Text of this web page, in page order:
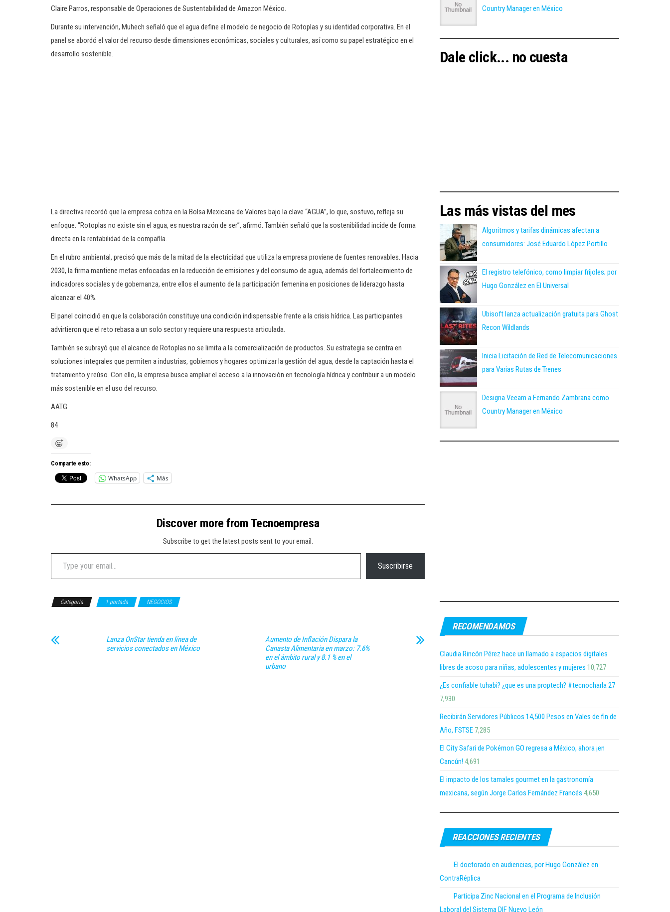
Claire Parros, responsable de Operaciones de Sustentabilidad de Amazon México.
Durante su intervención, Muhech señaló que el agua define el modelo de negocio de Rotoplas y su identidad corporativa. En el
panel se abordó el valor del recurso desde dimensiones económicas, sociales y culturales, así como su papel estratégico en el
desarrollo sostenible.
La directiva recordó que la empresa cotiza en la Bolsa Mexicana de Valores bajo la clave “AGUA”, lo que, sostuvo, refleja su
enfoque. “Rotoplas no existe sin el agua, es nuestra razón de ser”, afirmó. También señaló que la sostenibilidad incide de forma
directa en la rentabilidad de la compañía.
En el rubro ambiental, precisó que más de la mitad de la electricidad que utiliza la empresa proviene de fuentes renovables. Hacia
2030, la firma mantiene metas enfocadas en la reducción de emisiones y del consumo de agua, además del fortalecimiento de
indicadores sociales y de gobernanza, entre ellos el aumento de la participación femenina en posiciones de liderazgo hasta
alcanzar el 40%.
El panel coincidió en que la colaboración constituye una condición indispensable frente a la crisis hídrica. Las participantes
advirtieron que el reto rebasa a un solo sector y requiere una respuesta articulada.
También se subrayó que el alcance de Rotoplas no se limita a la comercialización de productos. Su estrategia se centra en
soluciones integrales que permiten a industrias, gobiernos y hogares optimizar la gestión del agua, desde la captación hasta el
tratamiento y reúso. Con ello, la empresa busca ampliar el acceso a la innovación en tecnología hídrica y contribuir a un modelo
más sostenible en el uso del recurso.
AATG
84
Comparte esto:
WhatsApp Más
Discover more from Tecnoempresa
Subscribe to get the latest posts sent to your email.
Type your email…
Suscribirse
Categoría 1 portada NEGOCIOS
Lanza OnStar tienda en línea de
servicios conectados en México
Aumento de Inflación Dispara la
Canasta Alimentaria en marzo: 7.6%
en el ámbito rural y 8.1 % en el
urbano
Country Manager en México
Dale click... no cuesta
Las más vistas del mes
Algoritmos y tarifas dinámicas afectan a
consumidores: José Eduardo López Portillo
El registro telefónico, como limpiar frijoles; por
Hugo González en El Universal
Ubisoft lanza actualización gratuita para Ghost
Recon Wildlands
Inicia Licitación de Red de Telecomunicaciones
para Varias Rutas de Trenes
Designa Veeam a Fernando Zambrana como
Country Manager en México
RECOMENDAMOS
Claudia Rincón Pérez hace un llamado a espacios digitales
libres de acoso para niñas, adolescentes y mujeres 10,727
¿Es confiable tuhabi? ¿que es una proptech? #tecnocharla 27
7,930
Recibirán Servidores Públicos 14,500 Pesos en Vales de fin de
Año, FSTSE 7,285
El City Safari de Pokémon GO regresa a México, ahora ¡en
Cancún! 4,691
El impacto de los tamales gourmet en la gastronomía
mexicana, según Jorge Carlos Fernández Francés 4,650
REACCIONES RECIENTES
El doctorado en audiencias, por Hugo González en
ContraRéplica
Participa Zinc Nacional en el Programa de Inclusión
Laboral del Sistema DIF Nuevo León